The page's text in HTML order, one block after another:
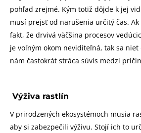
pohľad zrejmé. Kým totiž dôjde k jej
musí prejsť od narušenia určitý čas.
fakt, že drvivá väčšina procesov
je voľným okom neviditeľná, tak sa niet
nám častokrát stráca súvis medzi
Výživa rastlín
V prirodzených ekosystémoch musia
aby si zabezpečili výživu. Stojí ich to